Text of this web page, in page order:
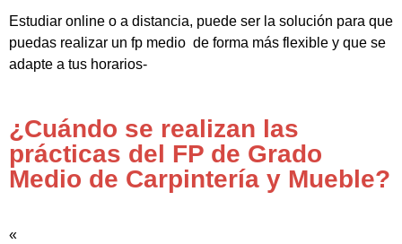
Estudiar online o a distancia, puede ser la solución para que
puedas realizar un fp medio de forma más flexible y que se
adapte a tus horarios-
¿Cuándo se realizan las
prácticas del FP de Grado
Medio de Carpintería y Mueble?
«